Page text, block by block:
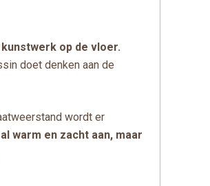
op de vloer.
doet denken aan de
wordt er
warm en zacht aan, maar